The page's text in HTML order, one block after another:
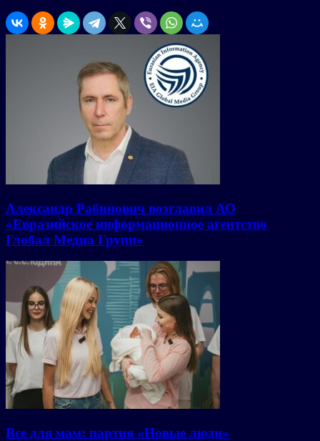
Александр Рабинович возглавил АО
«Евразийское информационное агентство
Глобал Медиа Групп»
Все для мам: партия «Новые люди»